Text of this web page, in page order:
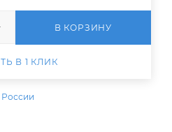
В КОРЗИНУ
В 1 КЛИК
России